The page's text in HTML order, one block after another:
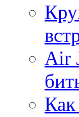
Air